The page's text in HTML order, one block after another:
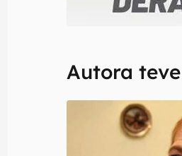
00:00/21:11
Autora